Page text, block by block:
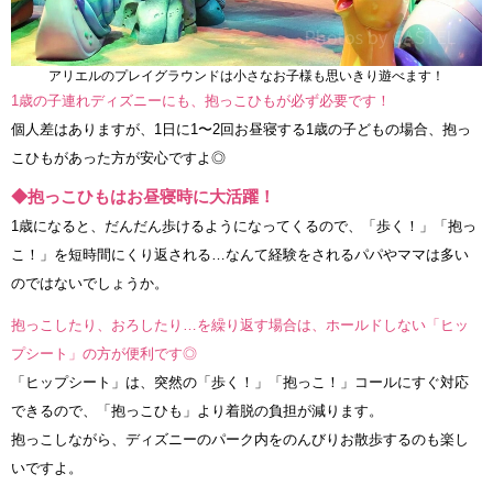
アリエルのプレイグラウンドは小さなお子様も思いきり遊べます！
1歳の子連れディズニーにも、抱っこひもが必ず必要です！
個人差はありますが、1日に1〜2回お昼寝する1歳の子どもの場合、抱っ
こひもがあった方が安心ですよ◎
◆抱っこひもはお昼寝時に大活躍！
1歳になると、だんだん歩けるようになってくるので、「歩く！」「抱っ
こ！」を短時間にくり返される…なんて経験をされるパパやママは多い
のではないでしょうか。
抱っこしたり、おろしたり…を繰り返す場合は、ホールドしない「ヒッ
プシート」の方が便利です◎
「ヒップシート」は、突然の「歩く！」「抱っこ！」コールにすぐ対応
できるので、「抱っこひも」より着脱の負担が減ります。
抱っこしながら、ディズニーのパーク内をのんびりお散歩するのも楽し
いですよ。